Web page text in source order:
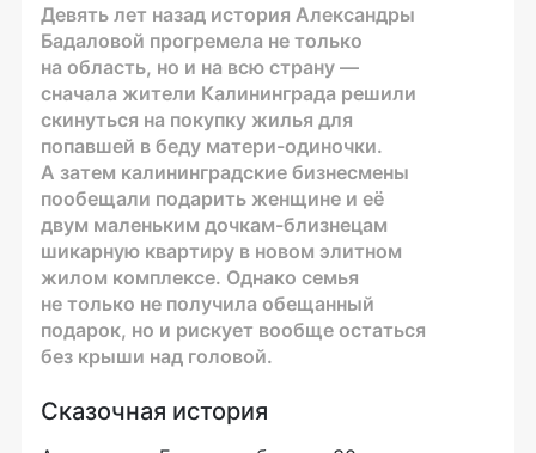
Девять лет назад история Александры
Бадаловой прогремела не только
на область, но и на всю страну —
сначала жители Калининграда решили
скинуться на покупку жилья для
попавшей в беду матери-одиночки.
А затем калининградские бизнесмены
пообещали подарить женщине и её
двум маленьким дочкам-близнецам
шикарную квартиру в новом элитном
жилом комплексе. Однако семья
не только не получила обещанный
подарок, но и рискует вообще остаться
без крыши над головой.
Сказочная история